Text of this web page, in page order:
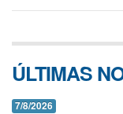
ÚLTIMAS
7/8/2026